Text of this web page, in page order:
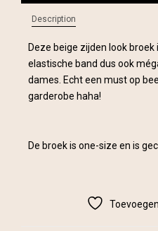
Description
Deze beige zijden look
elastische band dus ook
dames. Echt een must op
garderobe haha!
De broek is one-size en is